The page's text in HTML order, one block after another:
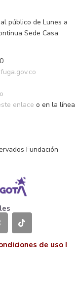
público de Lunes a
Sede Casa
enlace o en la línea
Fundación
de uso I